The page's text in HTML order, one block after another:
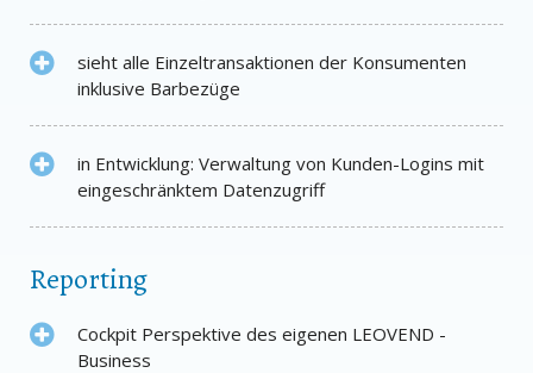
sieht alle Einzeltransaktionen der Konsumenten
inklusive Barbezüge
in Entwicklung: Verwaltung von Kunden-Logins mit
eingeschränktem Datenzugriff
Reporting
Cockpit Perspektive des eigenen LEOVEND -
Business